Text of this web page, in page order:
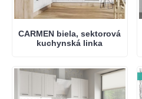
CARMEN biela, sektorová
kuchynská linka